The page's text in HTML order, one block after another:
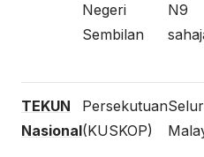
Negeri
Sembilan
N9
TEKUN
Nasional
Persekutuan
(KUSKOP)